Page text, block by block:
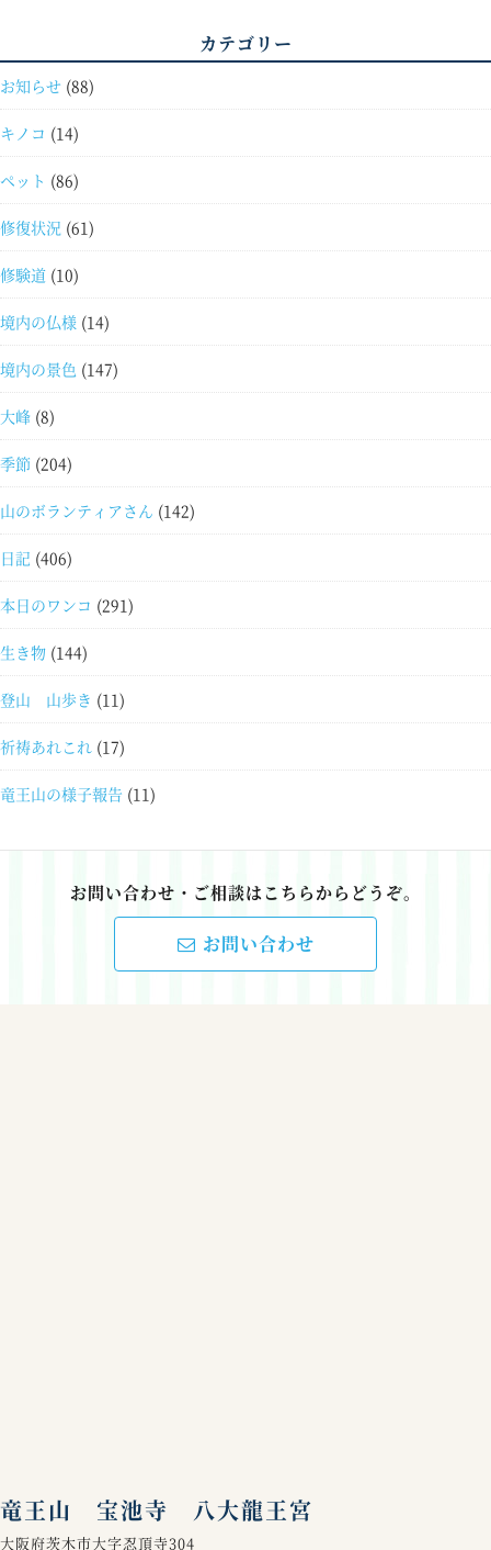
カテゴリー
お知らせ (88)
キノコ (14)
ペット (86)
修復状況 (61)
修験道 (10)
境内の仏様 (14)
境内の景色 (147)
大峰 (8)
季節 (204)
山のボランティアさん (142)
日記 (406)
本日のワンコ (291)
生き物 (144)
登山 山歩き (11)
祈祷あれこれ (17)
竜王山の様子報告 (11)
お問い合わせ・ご相談はこちらからどうぞ。
お問い合わせ
竜王山 宝池寺 八大龍王宮
大阪府茨木市大字忍頂寺304